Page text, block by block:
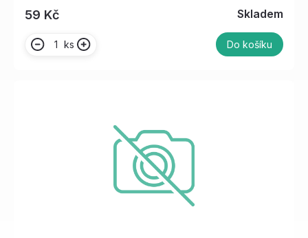
59 Kč
Skladem
ks Do košíku